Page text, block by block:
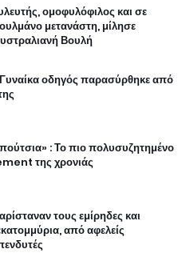
ομοφυλόφιλος και σε
μετανάστη, μίλησε
Βουλή
οδηγός παρασύρθηκε από
: Το πιο πολυσυζητημένο
της χρονιάς
τους εμίρηδες και
από αφελείς